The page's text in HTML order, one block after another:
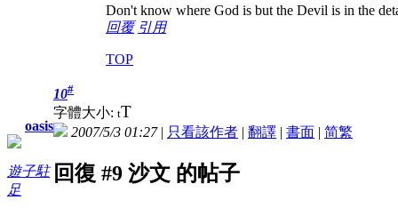
Don't know where God is but the Devil is in the
回覆 引用
TOP
oasis
遊子駐
足
10#
字體大小: tT
2007/5/3 01:27| 只看該作者 | 翻譯 | 書面 | 简繁
回復 #9 沙文 的帖子